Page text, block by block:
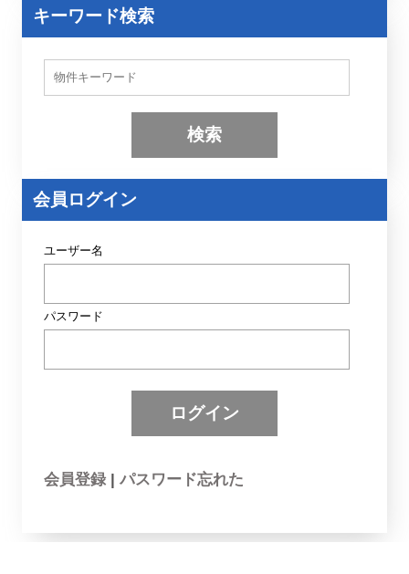
キーワード検索
件
検
ー
ド
)
会員ログイン
ユーザー名
パスワード
会員登録| パスワード忘れた